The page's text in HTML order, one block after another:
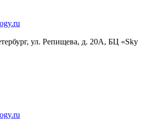
ул. Репищева, д. 20А, БЦ «Sky